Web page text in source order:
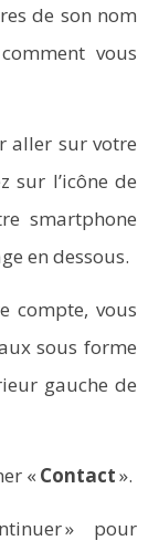
modèles de
de son nom
vous
aller sur votre
sur l’icône de
smartphone
en dessous.
compte, vous
sous forme
gauche de
« Contact».
» pour